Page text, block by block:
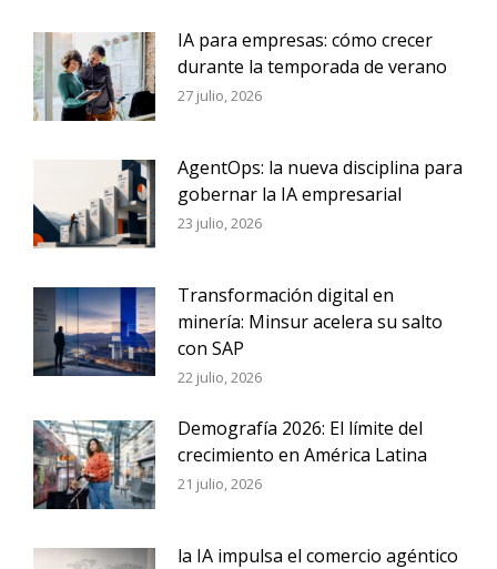
IA para empresas: cómo crecer
durante la temporada de verano
27 julio, 2026
AgentOps: la nueva disciplina para
gobernar la IA empresarial
23 julio, 2026
Transformación digital en
minería: Minsur acelera su salto
con SAP
22 julio, 2026
Demografía 2026: El límite del
crecimiento en América Latina
21 julio, 2026
la IA impulsa el comercio agéntico